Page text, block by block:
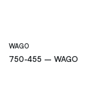
WAGO
750-455 – WAGO